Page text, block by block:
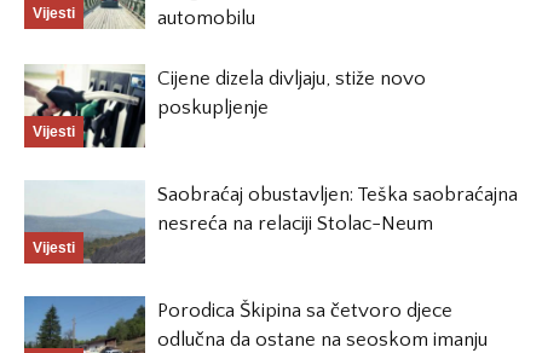
Vijesti
automobilu
Vijesti
Cijene dizela divljaju, stiže novo
poskupljenje
Vijesti
Saobraćaj obustavljen: Teška saobraćajna
nesreća na relaciji Stolac-Neum
Porodica Škipina sa četvoro djece
odlučna da ostane na seoskom imanju